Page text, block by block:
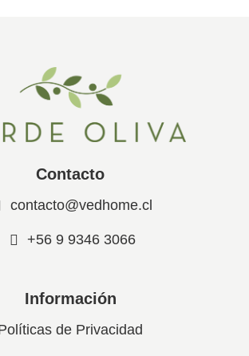
Contacto
contacto@vedhome.cl
+56 9 9346 3066
Información
de Privacidad